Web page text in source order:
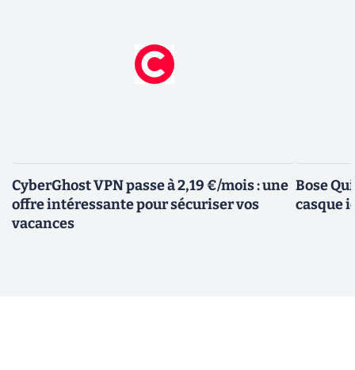
CyberGhost VPN passe à 2,19 €/mois : une
offre intéressante pour sécuriser vos
vacances
Bose
casque